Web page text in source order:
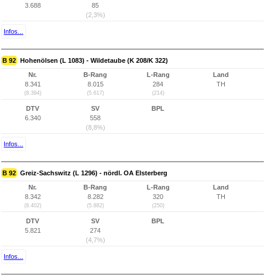
3.688
85
(2,3%)
Infos...
B 92 Hohenölsen (L 1083) - Wildetaube (K 208/K 322)
Nr.
8.341
(8.394)
B-Rang
8.015
(5.617)
L-Rang
284
(214)
Land
TH
DTV
6.340
SV
558
(8,8%)
BPL
Infos...
B 92 Greiz-Sachswitz (L 1296) - nördl. OA Elsterberg
Nr.
8.342
(8.402)
B-Rang
8.282
(5.882)
L-Rang
320
(250)
Land
TH
DTV
5.821
SV
274
(4,7%)
BPL
Infos...